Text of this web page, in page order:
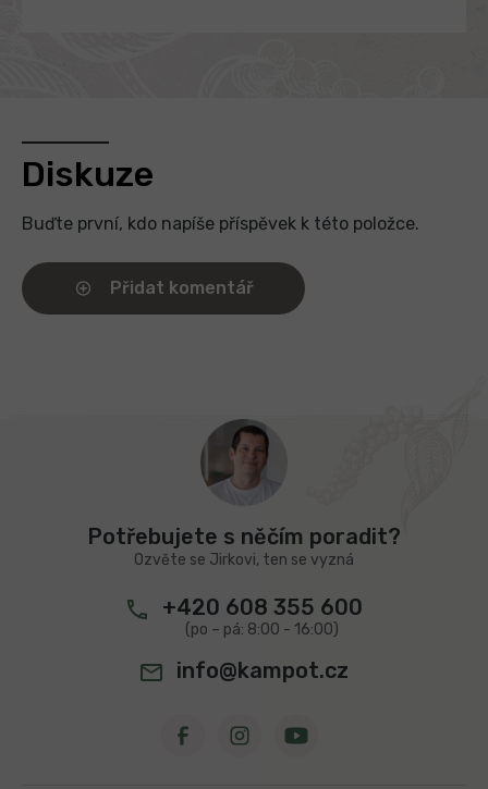
Diskuze
Buďte první, kdo napíše příspěvek k této položce.
Přidat komentář
Potřebujete s něčím poradit?
Ozvěte se Jirkovi, ten se vyzná
+420 608 355 600
info@kampot.cz